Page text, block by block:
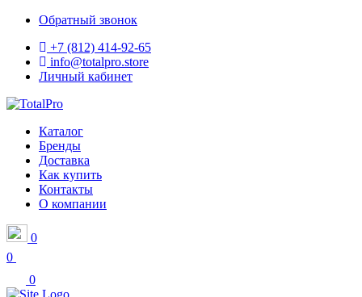
Обратный звонок
+7 (812) 414-92-65
info@totalpro.store
Личный кабинет
Каталог
Бренды
Доставка
Как купить
Контакты
О компании
0
0
0